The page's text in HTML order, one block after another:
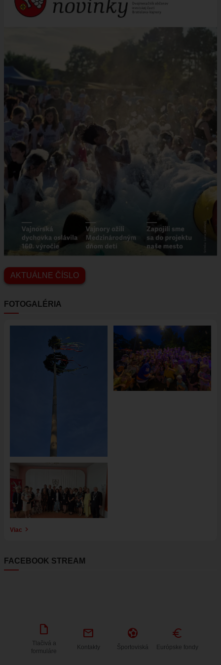
AKTUÁLNE ČÍSLO
FOTOGALÉRIA
Obrázok
Obrázok
Viac
FACEBOOK STREAM
draft
Tlačivá a
formuláre
mail
Kontakty
sports_and_outdoors
Športoviská
Euro
Európske fondy